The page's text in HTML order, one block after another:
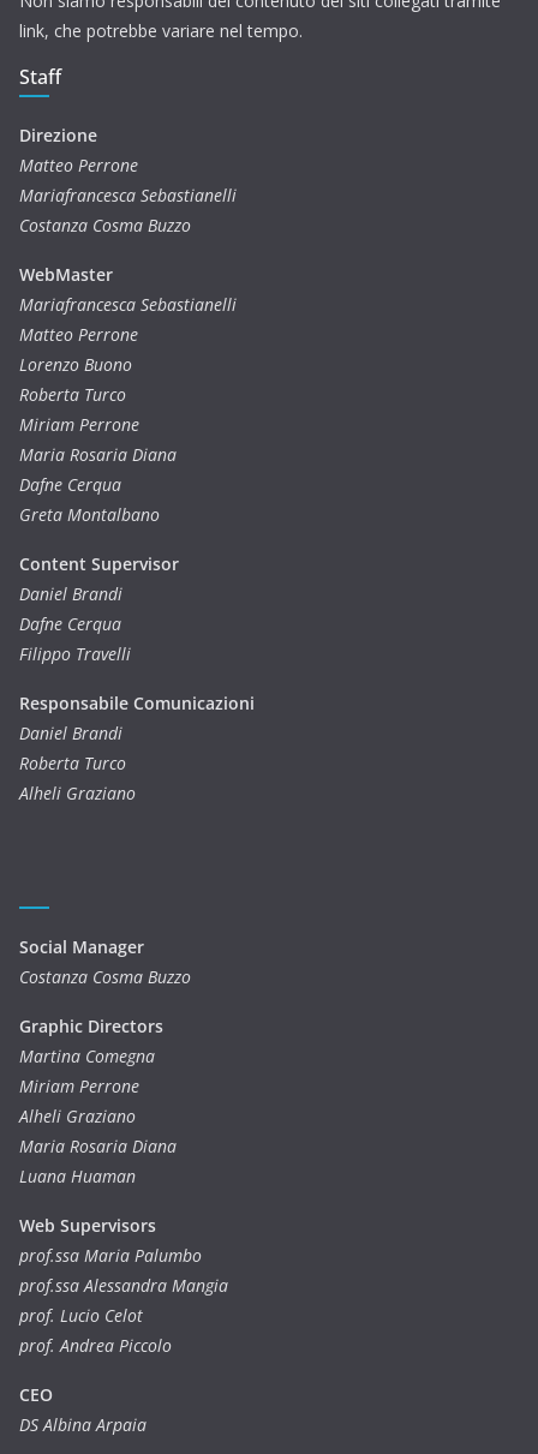
link, che potrebbe variare nel tempo.
Staff
Direzione
Matteo Perrone
Mariafrancesca Sebastianelli
Costanza Cosma Buzzo
WebMaster
Mariafrancesca Sebastianelli
Matteo Perrone
Lorenzo Buono
Roberta Turco
Miriam Perrone
Maria Rosaria Diana
Dafne Cerqua
Greta Montalbano
Content Supervisor
Daniel Brandi
Dafne Cerqua
Filippo Travelli
Responsabile Comunicazioni
Daniel Brandi
Roberta Turco
Alheli Graziano
Social Manager
Costanza Cosma Buzzo
Graphic Directors
Martina Comegna
Miriam Perrone
Alheli Graziano
Maria Rosaria Diana
Luana Huaman
Web Supervisors
prof.ssa Maria Palumbo
prof.ssa Alessandra Mangia
prof. Lucio Celot
prof. Andrea Piccolo
CEO
DS Albina Arpaia